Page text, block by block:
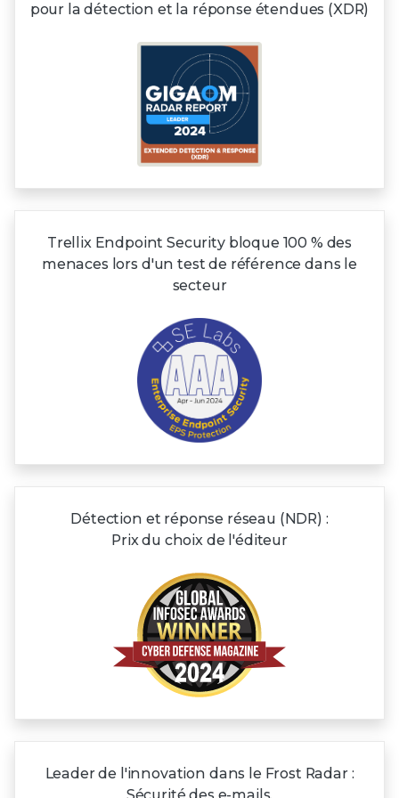
pour la détection et la réponse étendues (XDR)
Trellix Endpoint Security bloque 100 % des
menaces lors d'un test de référence dans le
secteur
Détection et réponse réseau (NDR) :
Prix du choix de l'éditeur
Leader de l'innovation dans le Frost Radar :